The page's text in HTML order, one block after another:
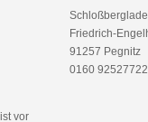
vor
Friedrich-
91257 Pegnitz
0160 92527722